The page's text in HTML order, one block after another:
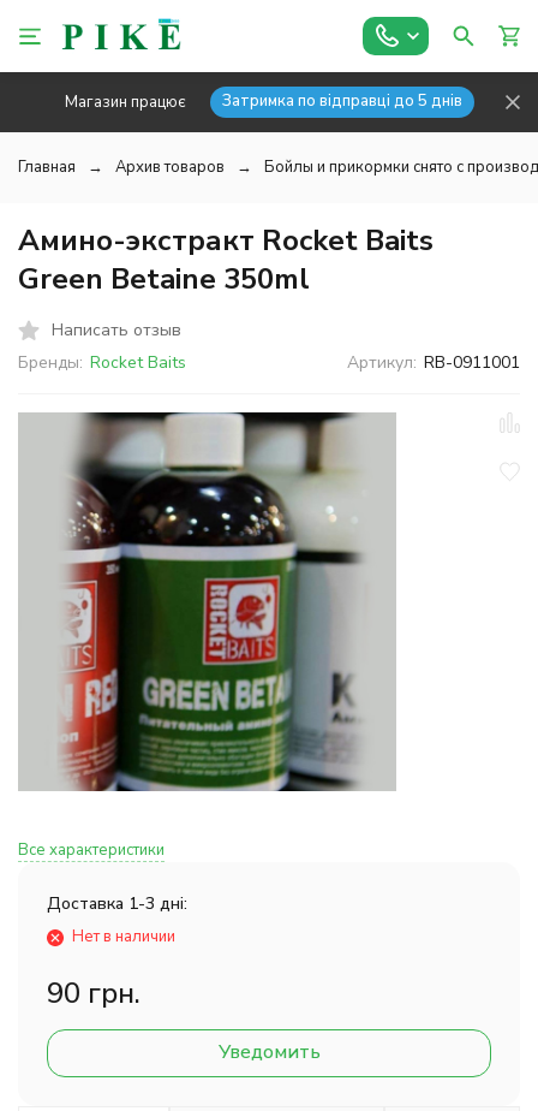
Магазин працює Затримка по відправці до 5 днів
Главная Архив товаров Бойлы и прикормки снято с
Амино-экстракт Rocket Baits
Green Betaine 350ml
Написать отзыв
Бренды: Rocket Baits Артикул: RB-0911001
Все характеристики
Доставка 1-3 дні:
Нет в наличии
90 грн.
Уведомить